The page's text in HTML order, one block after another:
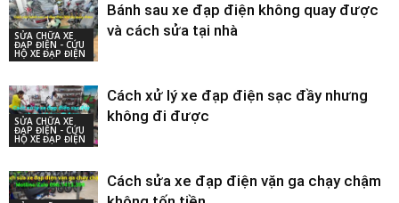
SỬA CHỮA XE
ĐẠP ĐIỆN - CỨU
HỘ XE ĐẠP ĐIỆN
Bánh sau xe đạp điện không quay được
và cách sửa tại nhà
SỬA CHỮA XE
ĐẠP ĐIỆN - CỨU
HỘ XE ĐẠP ĐIỆN
Cách xử lý xe đạp điện sạc đầy nhưng
không đi được
Cách sửa xe đạp điện vặn ga chạy chậm